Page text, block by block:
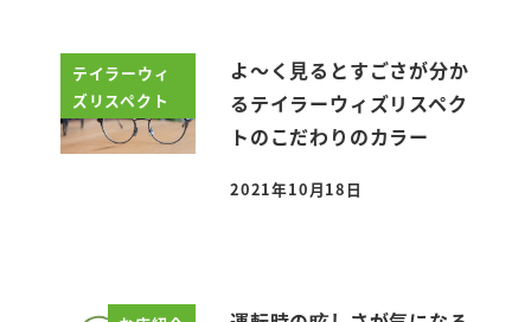
テイラーウィ
ズリスペクト
よ～く見るとすごさが分か
るテイラーウィズリスペク
トのこだわりのカラー
投稿日
2021年10月18日